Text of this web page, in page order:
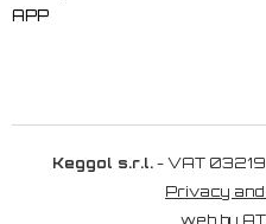
APP
Keggol s.r.l.- VAT
Privacy
web by